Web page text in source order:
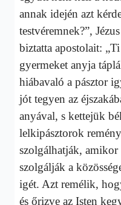
annak idején azt
testvéremnek?”,
biztatta apostolait:
gyermeket anyja
hiábavaló a pásztor
jót tegyen az
anyával, s kettejük
lelkipásztorok
szolgálhatják, amikor
szolgálják a
igét. Azt remélik,
és őrizve az Isten